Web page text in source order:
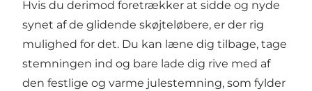
Hvis du derimod foretrækker at sidde og nyde
synet af de glidende skøjteløbere, er der rig
mulighed for det. Du kan læne dig tilbage, tage
stemningen ind og bare lade dig rive med af
den festlige og varme julestemning, som fylder